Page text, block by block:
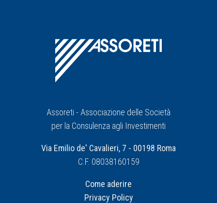
Assoreti - Associazione delle Società
per la Consulenza agli Investimenti
Via Emilio de' Cavalieri, 7 - 00198 Roma
C.F. 08038160159
Come aderire
Privacy Policy